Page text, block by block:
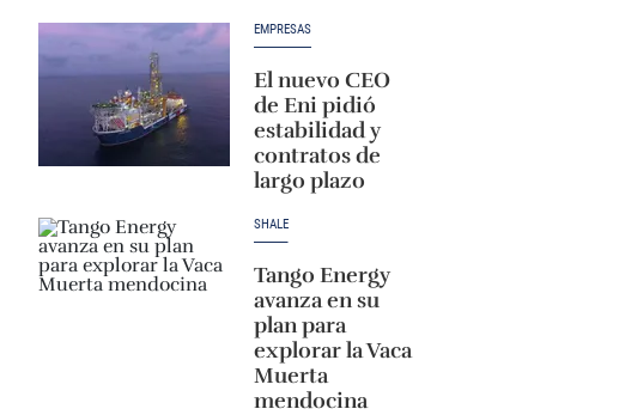
EMPRESAS
El nuevo CEO
de Eni pidió
estabilidad y
contratos de
largo plazo
SHALE
Tango Energy
avanza en su
plan para
explorar la Vaca
Muerta
mendocina